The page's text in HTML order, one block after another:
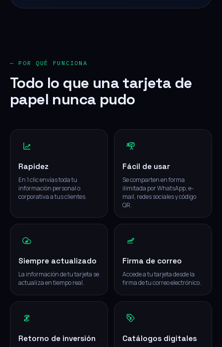
— POR QUÉ FUNCIONA
Todo lo que una tarjeta de
papel nunca pudo
Rapidez
En 1 clic envías toda tu
información personal o
corporativa a tus clientes.
Fácil de usar
Se comparten en forma
ilimitada por WhatsApp, e-
mail, redes sociales y código
QR.
Siempre actualizado
La información de tu tarjeta se
actualiza en tiempo real.
Firma de correo
Accede a tu tarjeta desde la
firma de tu correo electrónico.
Retorno de inversión Catálogos digitales